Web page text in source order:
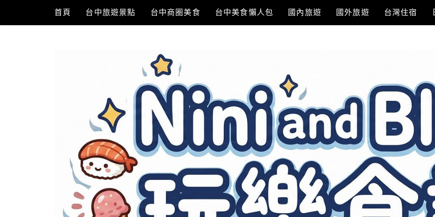
content
首頁 台中旅遊景點 台中商圈美食 台中美食懶人包 國內旅遊 國外旅遊 台灣住宿